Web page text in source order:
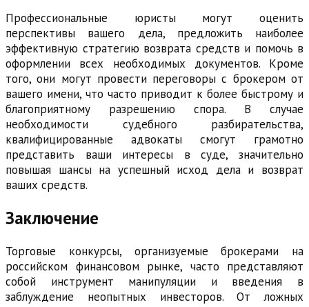
Профессиональные юристы могут оценить
перспективы вашего дела, предложить наиболее
эффективную стратегию возврата средств и помочь в
оформлении всех необходимых документов. Кроме
того, они могут провести переговоры с брокером от
вашего имени, что часто приводит к более быстрому и
благоприятному разрешению спора. В случае
необходимости судебного разбирательства,
квалифицированные адвокаты смогут грамотно
представить ваши интересы в суде, значительно
повышая шансы на успешный исход дела и возврат
ваших средств.
Заключение
Торговые конкурсы, организуемые брокерами на
российском финансовом рынке, часто представляют
собой инструмент манипуляции и введения в
заблуждение неопытных инвесторов. От ложных